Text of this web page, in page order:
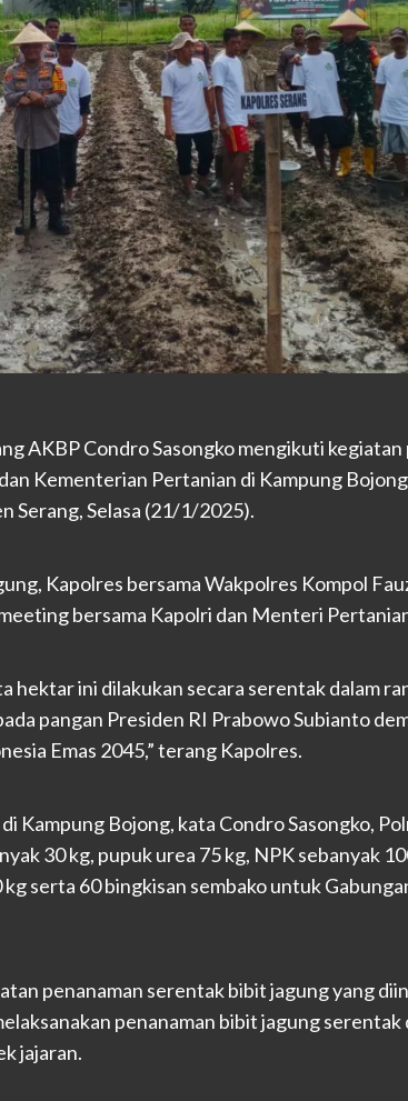
AKBP Condro Sasongko mengikuti kegiatan
Kementerian Pertanian di Kampung
Serang, Selasa (21/1/2025).
Kapolres bersama Wakpolres Kompol
bersama Kapolri dan Menteri
hektar ini dilakukan secara serentak dalam
pangan Presiden RI Prabowo Subianto
Emas 2045,” terang Kapolres.
Kampung Bojong, kata Condro Sasongko,
30 kg, pupuk urea 75 kg, NPK sebanyak
serta 60 bingkisan sembako untuk
penanaman serentak bibit jagung yang
penanaman bibit jagung serentak
jajaran.